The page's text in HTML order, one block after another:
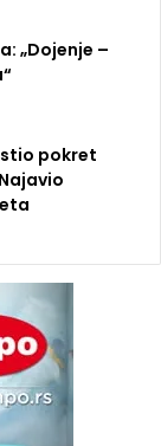
„Dojenje –
pokret